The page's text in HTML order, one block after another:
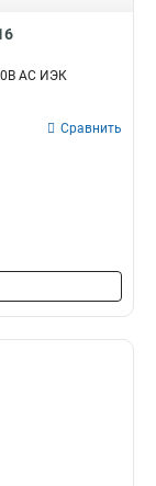
AC ИЭК
Сравнить